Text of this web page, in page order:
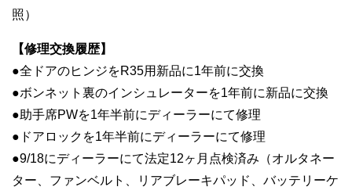
照）
【修理交換履歴】
●全ドアのヒンジをR35用新品に1年前に交換
●ボンネット裏のインシュレーターを1年前に新品に交換
●助手席PWを1年半前にディーラーにて修理
●ドアロックを1年半前にディーラーにて修理
●9/18にディーラーにて法定12ヶ月点検済み（オルタネー
ター、ファンベルト、リアブレーキパッド、バッテリーケ